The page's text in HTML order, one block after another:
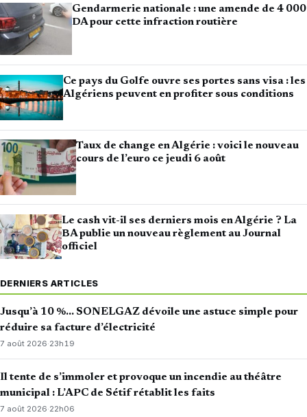
Gendarmerie nationale : une amende de 4 000
DA pour cette infraction routière
Ce pays du Golfe ouvre ses portes sans visa : les
Algériens peuvent en profiter sous conditions
Taux de change en Algérie : voici le nouveau
cours de l’euro ce jeudi 6 août
Le cash vit-il ses derniers mois en Algérie ? La
BA publie un nouveau règlement au Journal
officiel
DERNIERS ARTICLES
Jusqu’à 10 %… SONELGAZ dévoile une astuce simple pour
réduire sa facture d’électricité
7 août 2026·23h19
Il tente de s’immoler et provoque un incendie au théâtre
municipal : L’APC de Sétif rétablit les faits
7 août 2026·22h06